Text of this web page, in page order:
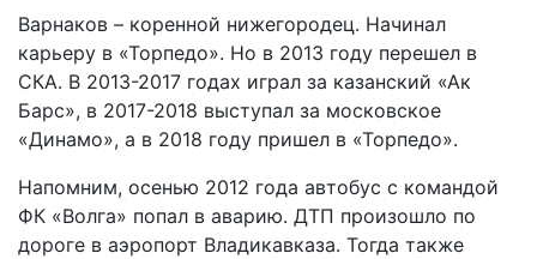
Варнаков – коренной нижегородец. Начинал
карьеру в «Торпедо». Но в 2013 году перешел в
СКА. В 2013-2017 годах играл за казанский «Ак
Барс», в 2017-2018 выступал за московское
«Динамо», а в 2018 году пришел в «Торпедо».
Напомним, осенью 2012 года автобус с командой
ФК «Волга» попал в аварию. ДТП произошло по
дороге в аэропорт Владикавказа. Тогда также